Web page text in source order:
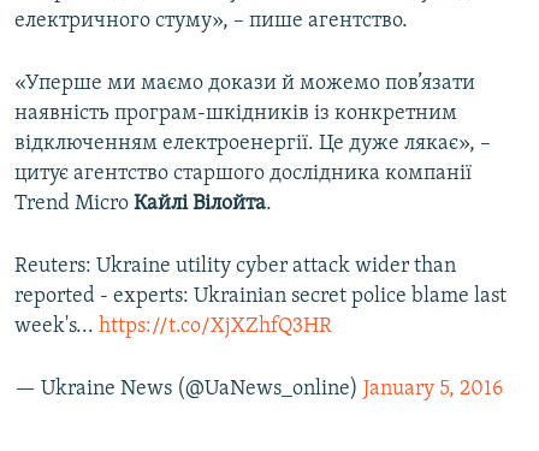
електричного стуму», – пише агентство.
«Уперше ми маємо докази й можемо пов’язати
наявність програм-шкідників із конкретним
відключенням електроенергії. Це дуже лякає», –
цитує агентство старшого дослідника компанії
Trend Micro Кайлі Вілойта.
Reuters: Ukraine utility cyber attack wider than
reported - experts: Ukrainian secret police blame last
week's... https://t.co/XjXZhfQ3HR
— Ukraine News (@UaNews_online) January 5, 2016